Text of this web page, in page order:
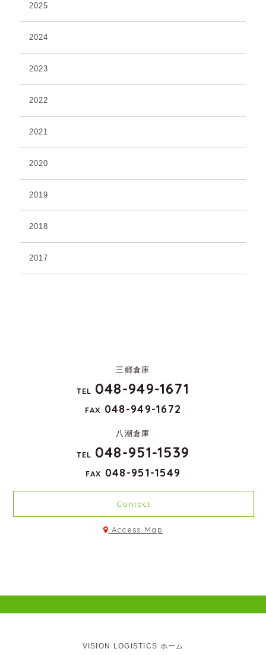
2025
2024
2023
2022
2021
2020
2019
2018
2017
三郷倉庫
TEL 048-949-1671
FAX 048-949-1672
八潮倉庫
TEL 048-951-1539
FAX 048-951-1549
Contact
Access Map
VISION LOGISTICS ホーム